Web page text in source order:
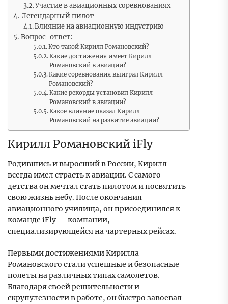
Участие в авиационных соревнованиях
Легендарный пилот
Влияние на авиационную индустрию
Вопрос-ответ:
Кто такой Кирилл Романовский?
Какие достижения имеет Кирилл
Романовский в авиации?
Какие соревнования выиграл Кирилл
Романовский?
Какие рекорды установил Кирилл
Романовский в авиации?
Какое влияние оказал Кирилл
Романовский на развитие авиации?
Кирилл Романовский iFly
Родившись и выросший в России, Кирилл
всегда имел страсть к авиации. С самого
детства он мечтал стать пилотом и посвятить
свою жизнь небу. После окончания
авиационного училища, он присоединился к
команде iFly — компании,
специализирующейся на чартерных рейсах.
Первыми достижениями Кирилла
Романовского стали успешные и безопасные
полеты на различных типах самолетов.
Благодаря своей решительности и
скрупулезности в работе, он быстро завоевал